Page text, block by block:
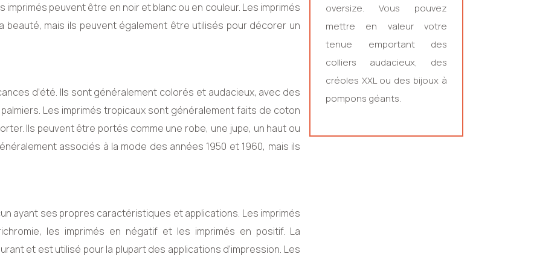
peuvent être en noir et blanc ou en couleur. Les imprimés
beauté, mais ils peuvent également être utilisés pour décorer un
d’été. Ils sont généralement colorés et audacieux, avec des
Les imprimés tropicaux sont généralement faits de coton
Ils peuvent être portés comme une robe, une jupe, un haut ou
associés à la mode des années 1950 et 1960, mais ils
ayant ses propres caractéristiques et applications. Les imprimés
les imprimés en négatif et les imprimés en positif. La
et est utilisé pour la plupart des applications d’impression. Les
oversize. Vous pouvez
mettre en valeur votre
tenue emportant des
colliers audacieux, des
créoles XXL ou des bijoux à
pompons géants.